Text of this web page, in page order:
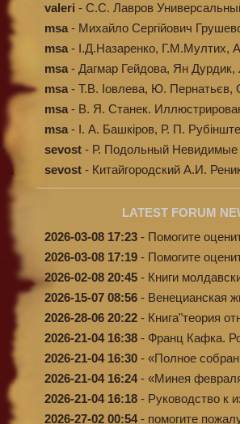
valeri - C.С. Лавров
программи...
msa - Михайло Сергійович
Ілюстров...
msa - І.Д.Назаренко, Г.М.Мултих,
msa - Дагмар Гейдова, Ян
Кибал...
msa - Т.В. Іовлева, Ю. Пернатьєв,
msa - В. Я. Станек.
энциклопе...
msa - І. А. Башкіров, Р. П.
sevost - Р. Подольный Невидимые
sevost - Китайгородский А.И.
LATEST FORUM
2026-03-08 17:23 - Помогите
2026-03-08 17:19 - Помогите
доро...
2026-02-08 20:45 - Книги
2026-15-07 08:56 - Венецианская
Во...
2026-28-06 20:22 - Книга"теория
и...
2026-21-04 16:38 - Франц Кафка.
П...
2026-21-04 16:30 - «Полное
А.Н...
2026-21-04 16:24- «Минея
Μηναίον...
2026-21-04 16:18 - Руководство к
к...
2026-27-02 00:54- помогите